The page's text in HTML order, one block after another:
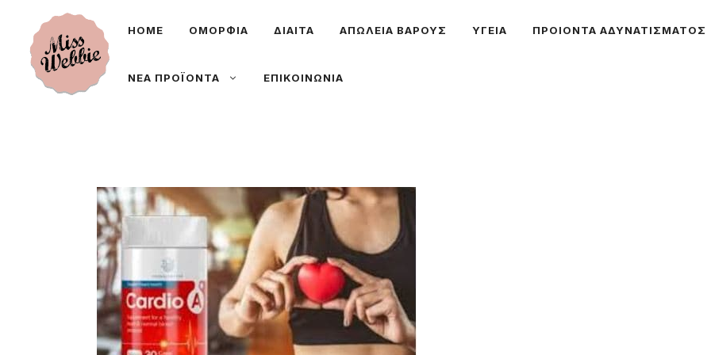
Μετάβαση
περιεχόμενο
ΗΟΜΕ ΟΜΟΡΦΙΑ ΔΙΑΙΤΑ ΑΠΩΛΕΙΑ ΒΑΡΟΥΣ ΥΓΕΙΑ ΠΡΟΙΟΝΤΑ ΑΔΥΝΑΤΙΣΜΑΤΟΣ
ΝΕΑ ΠΡΟΪΟΝΤΑ ΕΠΙΚΟΙΝΩΝΙΑ